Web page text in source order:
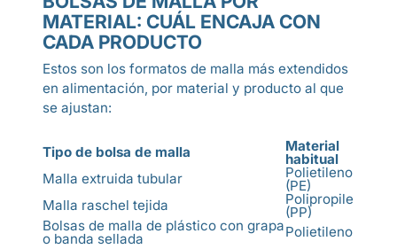
MATERIAL: CUÁL ENCAJA CON
CADA PRODUCTO
Estos son los formatos de malla más extendidos
en alimentación, por material y producto al que
se ajustan:
Tipo de bolsa de malla Material
habitual
Malla extruida tubular
Polietileno
(PE)
Malla raschel tejida
Polipropileno
(PP)
Bolsas de malla de plástico con grapa
o banda sellada Polietileno